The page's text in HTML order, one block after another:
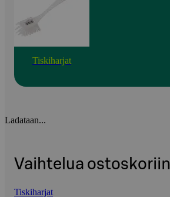
Tiskiharjat
Ladataan...
Vaihtelua ostoskoriin
Tiskiharjat